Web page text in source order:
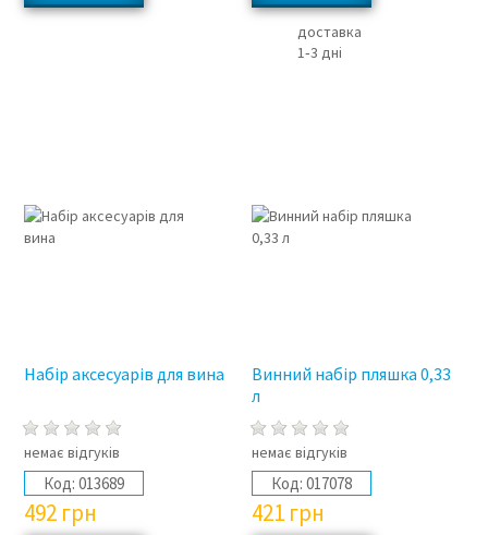
доставка
1‑3 дні
Набір аксесуарів для вина
немає відгуків
Код: 013689
492 грн
Винний набір пляшка 0,33
л
немає відгуків
Код: 017078
421 грн